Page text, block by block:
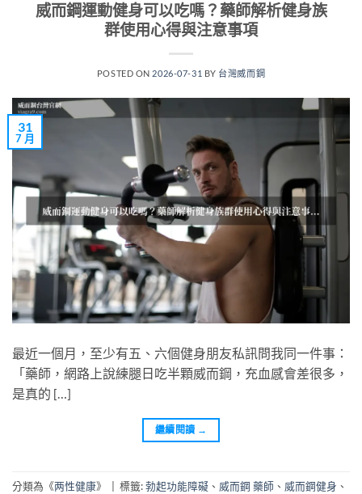
威而鋼運動健身可以吃嗎？藥師解析健身族
群使用心得與注意事項
POSTED ON 2026-07-31 BY 台灣威而鋼
31
7 月
最近一個月，至少有五、六個健身朋友私訊問我同一件事：
「藥師，網路上說練腿日吃半顆威而鋼，充血感會差很多，
是真的 […]
繼續閱讀 →
分類為《两性健康》 標籤:勃起功能障礙 、 威而鋼 藥師 、 威而鋼健身 、